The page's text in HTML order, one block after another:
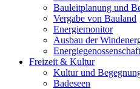
Bauleitplanung und
Vergabe von Bauland
Energiemonitor
Ausbau der
Freizeit & Kultur
Kultur und
Badeseen